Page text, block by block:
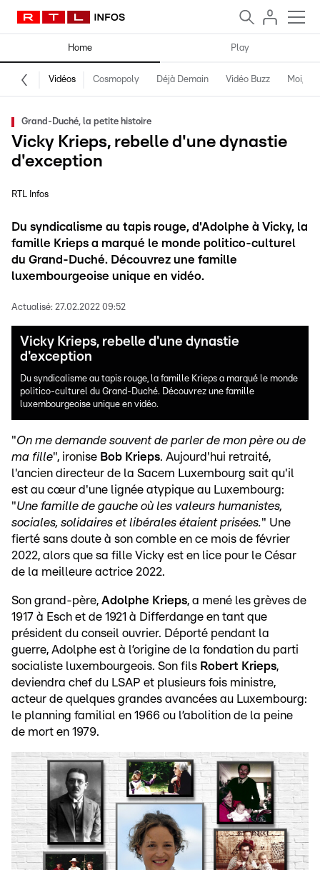
Home Play
Vidéos Cosmopoly Déjà Demain Vidéo Buzz Moi,
Grand-Duché, la petite histoire
Vicky Krieps, rebelle d'une dynastie
d'exception
RTL Infos
Du syndicalisme au tapis rouge, d'Adolphe à Vicky, la
famille Krieps a marqué le monde politico-culturel
du Grand-Duché. Découvrez une famille
luxembourgeoise unique en vidéo.
Actualisé: 27.02.2022 09:52
Vicky Krieps, rebelle d'une dynastie
d'exception
Du syndicalisme au tapis rouge, la famille Krieps a marqué le monde
politico-culturel du Grand-Duché. Découvrez une famille
luxembourgeoise unique en vidéo.
"On me demande souvent de parler de mon père ou de
ma fille", ironise Bob Krieps. Aujourd'hui retraité,
l'ancien directeur de la Sacem Luxembourg sait qu'il
est au cœur d'une lignée atypique au Luxembourg:
"Une famille de gauche où les valeurs humanistes,
sociales, solidaires et libérales étaient prisées." Une
fierté sans doute à son comble en ce mois de février
2022, alors que sa fille Vicky est en lice pour le César
de la meilleure actrice 2022.
Son grand-père, Adolphe Krieps, a mené les grèves de
1917 à Esch et de 1921 à Differdange en tant que
président du conseil ouvrier. Déporté pendant la
guerre, Adolphe est à l’origine de la fondation du parti
socialiste luxembourgeois. Son fils Robert Krieps,
deviendra chef du LSAP et plusieurs fois ministre,
acteur de quelques grandes avancées au Luxembourg:
le planning familial en 1966 ou l’abolition de la peine
de mort en 1979.